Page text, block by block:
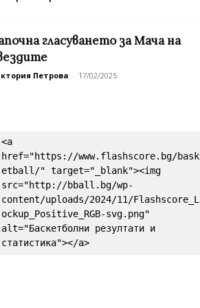
гласуването за Мача на
Петрова - 17/02/2025
<a
href="https://www.flashscore.bg/bask
etball/" target="_blank"><img
src="http://bball.bg/wp-
content/uploads/2024/11/Flashscore_L
ockup_Positive_RGB-svg.png"
alt="Баскетболни резултати и
статистика"></a>